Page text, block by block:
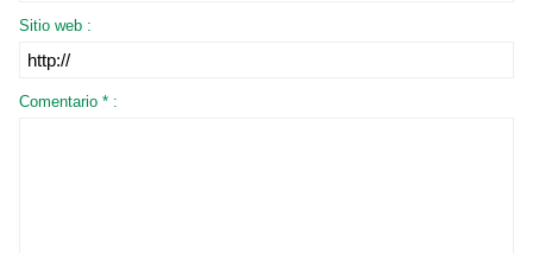
Sitio web :
Comentario * :